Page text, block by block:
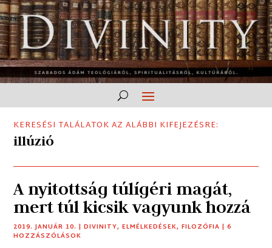
KERESÉSI TALÁLATOK AZ ALÁBBI KIFEJEZÉSRE:
illúzió
A nyitottság túlígéri magát,
mert túl kicsik vagyunk hozzá
2019. JANUÁR 10. |DIVINITY,ELMÉLKEDÉSEK,FILOZÓFIA | 6
HOZZÁSZÓLÁSOK